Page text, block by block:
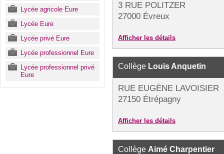
Lycée agricole Eure
Lycée Eure
Lycée privé Eure
Lycée professionnel Eure
Lycée professionnel privé
Eure
3 RUE POLITZER
27000 Évreux
Afficher les détails
Collège Louis Anquetin
RUE EUGÈNE LAVOISIER
27150 Étrépagny
Afficher les détails
Collège Aimé Charpentier